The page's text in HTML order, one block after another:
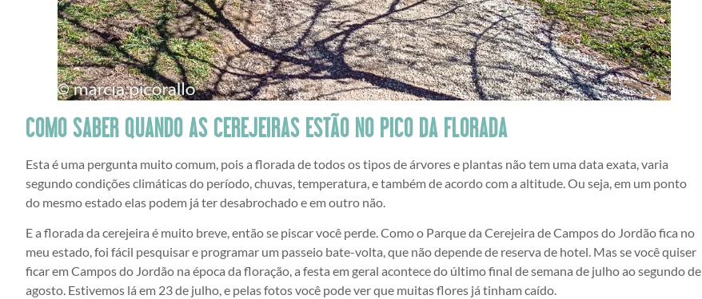
COMO SABER QUANDO AS CEREJEIRAS ESTÃO NO PICO DA FLORADA
Esta é uma pergunta muito comum, pois a florada de todos os tipos de árvores e plantas não tem uma data exata, varia
segundo condições climáticas do período, chuvas, temperatura, e também de acordo com a altitude. Ou seja, em um ponto
do mesmo estado elas podem já ter desabrochado e em outro não.
E a florada da cerejeira é muito breve, então se piscar você perde. Como o Parque da Cerejeira de Campos do Jordão fica no
meu estado, foi fácil pesquisar e programar um passeio bate-volta, que não depende de reserva de hotel. Mas se você quiser
ficar em Campos do Jordão na época da floração, a festa em geral acontece do último final de semana de julho ao segundo de
agosto. Estivemos lá em 23 de julho, e pelas fotos você pode ver que muitas flores já tinham caído.